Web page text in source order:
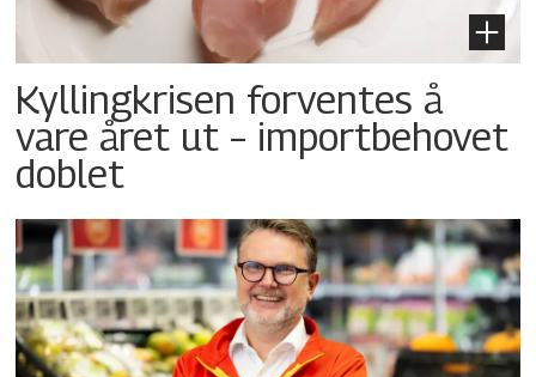
Kyllingkrisen forventes å
vare året ut – importbehovet
doblet